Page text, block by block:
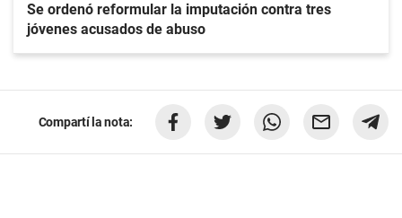
Se ordenó reformular la imputación contra tres
jóvenes acusados de abuso
Compartí la nota: